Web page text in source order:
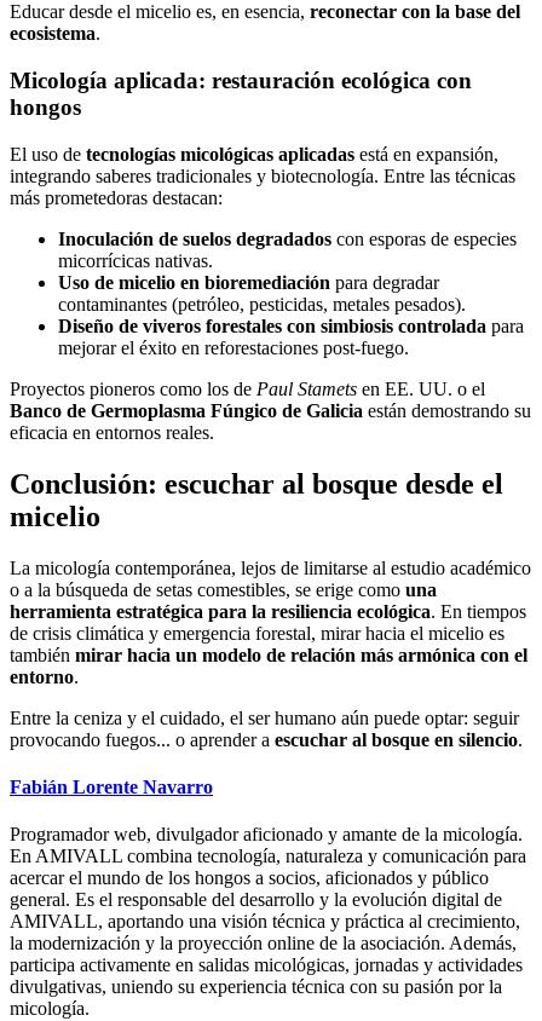
Educar desde el micelio es, en esencia, reconectar con la base del
ecosistema.
Micología aplicada: restauración ecológica con
hongos
El uso de tecnologías micológicas aplicadas está en expansión,
integrando saberes tradicionales y biotecnología. Entre las técnicas
más prometedoras destacan:
Inoculación de suelos degradados con esporas de especies
micorrícicas nativas.
Uso de micelio en bioremediación para degradar
contaminantes (petróleo, pesticidas, metales pesados).
Diseño de viveros forestales con simbiosis controlada para
mejorar el éxito en reforestaciones post-fuego.
Proyectos pioneros como los de Paul Stamets en EE. UU. o el
Banco de Germoplasma Fúngico de Galicia están demostrando su
eficacia en entornos reales.
Conclusión: escuchar al bosque desde el
micelio
La micología contemporánea, lejos de limitarse al estudio académico
o a la búsqueda de setas comestibles, se erige como una
herramienta estratégica para la resiliencia ecológica. En tiempos
de crisis climática y emergencia forestal, mirar hacia el micelio es
también mirar hacia un modelo de relación más armónica con el
entorno.
Entre la ceniza y el cuidado, el ser humano aún puede optar: seguir
provocando fuegos... o aprender a escuchar al bosque en silencio.
Fabián Lorente Navarro
Programador web, divulgador aficionado y amante de la micología.
En AMIVALL combina tecnología, naturaleza y comunicación para
acercar el mundo de los hongos a socios, aficionados y público
general. Es el responsable del desarrollo y la evolución digital de
AMIVALL, aportando una visión técnica y práctica al crecimiento,
la modernización y la proyección online de la asociación. Además,
participa activamente en salidas micológicas, jornadas y actividades
divulgativas, uniendo su experiencia técnica con su pasión por la
micología.